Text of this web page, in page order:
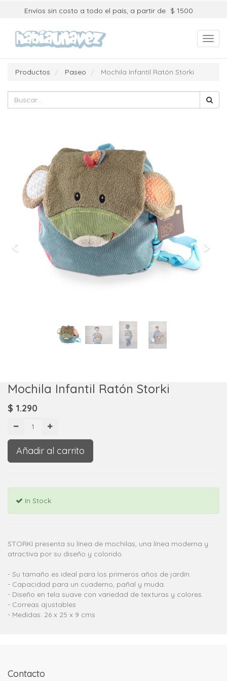
Envíos sin costo a todo el país, a partir de $ 1500
Productos Paseo Mochila Infantil Ratón Storki
Previous Next
Mochila Infantil Ratón Storki
$ 1.290
Añadir al carrito
In Stock
STORKI presenta su línea de mochilas, una línea moderna y
atractiva por su diseño y colorido.
- Su tamaño es ideal para los primeros años de jardín.
- Capacidad para un cuaderno, pañal y muda.
- Diseño en tela suave con variedad de texturas y colores.
- Correas ajustables
- Medidas: 26 x 25 x 9 cms
Contacto